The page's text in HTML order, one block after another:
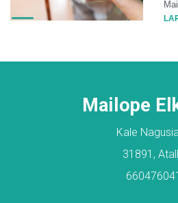
Mailope
Kale
31891,
660476041